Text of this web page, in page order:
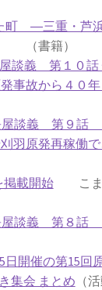
ゼロへのカウン
」上映と講演
ゼロへのカウン
発ゼロへのカウ
町 ―三重・芦
（書籍）
談義 第１０話
発事故から４０
屋談義 第９話
羽原発再稼働
掲載開始こま
屋談義 第８話
日開催の第15回
集会 まとめ （